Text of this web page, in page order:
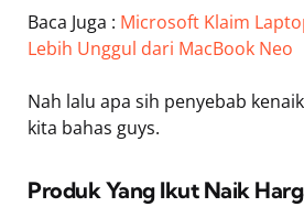
Baca Juga : Microsoft Klaim
Lebih Unggul dari MacBook Neo
Nah lalu apa sih penyebab
kita bahas guys.
Produk Yang Ikut Naik